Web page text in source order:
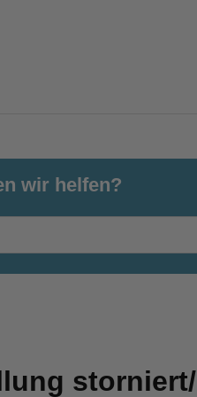
wir helfen?
storniert/